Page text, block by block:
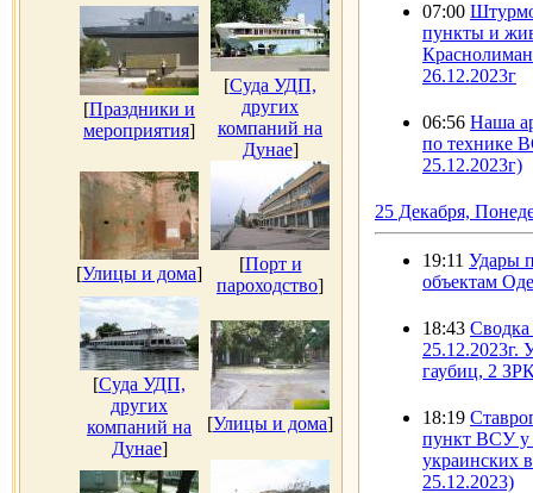
[Праздники и
мероприятия]
[Суда УДП,
других
компаний на
Дунае]
[Улицы и дома] [Порт и
пароходство]
[Суда УДП,
других
компаний на
Дунае]
[Улицы и дома]
07:00
пункты и
26.12.2023г
06:56 Наша
по технике
25.12.2023г)
25 Декабря,
19:11 Удары
объектам
18:43
гаубиц, 2
18:19
пункт ВСУ у
украинских
25.12.2023)